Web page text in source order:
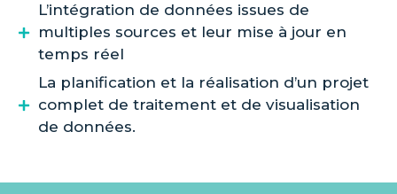
L’intégration de données issues de
multiples sources et leur mise à jour en
temps réel
La planification et la réalisation d’un projet
complet de traitement et de visualisation
de données.